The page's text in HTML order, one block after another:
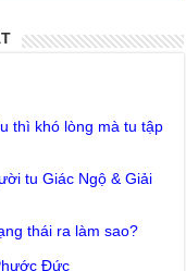
thì khó lòng mà tu tập
tu Giác Ngộ & Giải
thái ra làm sao?
Đức
ăn cơm